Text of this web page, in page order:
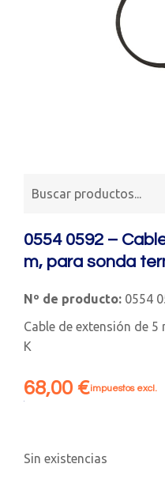
0554 0592 –
m, para sonda
Nº de producto: 0554
Cable de extensión de
K
68,00 €impuestos excl.
Sin existencias